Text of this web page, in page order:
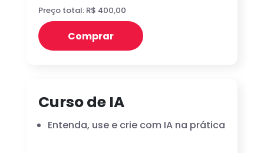
Preço total: R$ 400,00
Comprar
Curso de IA
Entenda, use e crie com IA na prática